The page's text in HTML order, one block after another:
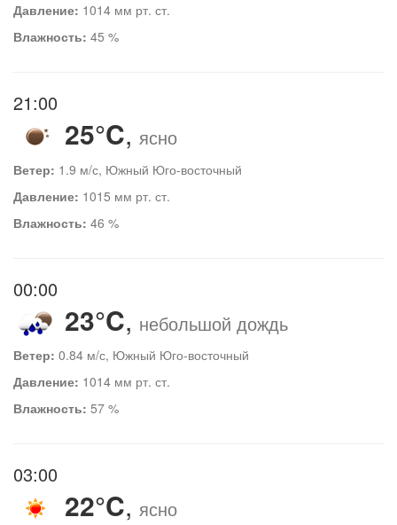
Давление: 1014 мм рт. ст.
Влажность: 45 %
21:00
25°C, ясно
Ветер: 1.9 м/с, Южный Юго-восточный
Давление: 1015 мм рт. ст.
Влажность: 46 %
00:00
23°C, небольшой дождь
Ветер: 0.84 м/с, Южный Юго-восточный
Давление: 1014 мм рт. ст.
Влажность: 57 %
03:00
22°C, ясно